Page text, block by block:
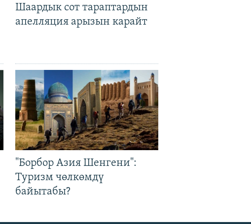
Шаардык сот тараптардын
апелляция арызын карайт
"Борбор Азия Шенгени":
Туризм чөлкөмдү
байытабы?